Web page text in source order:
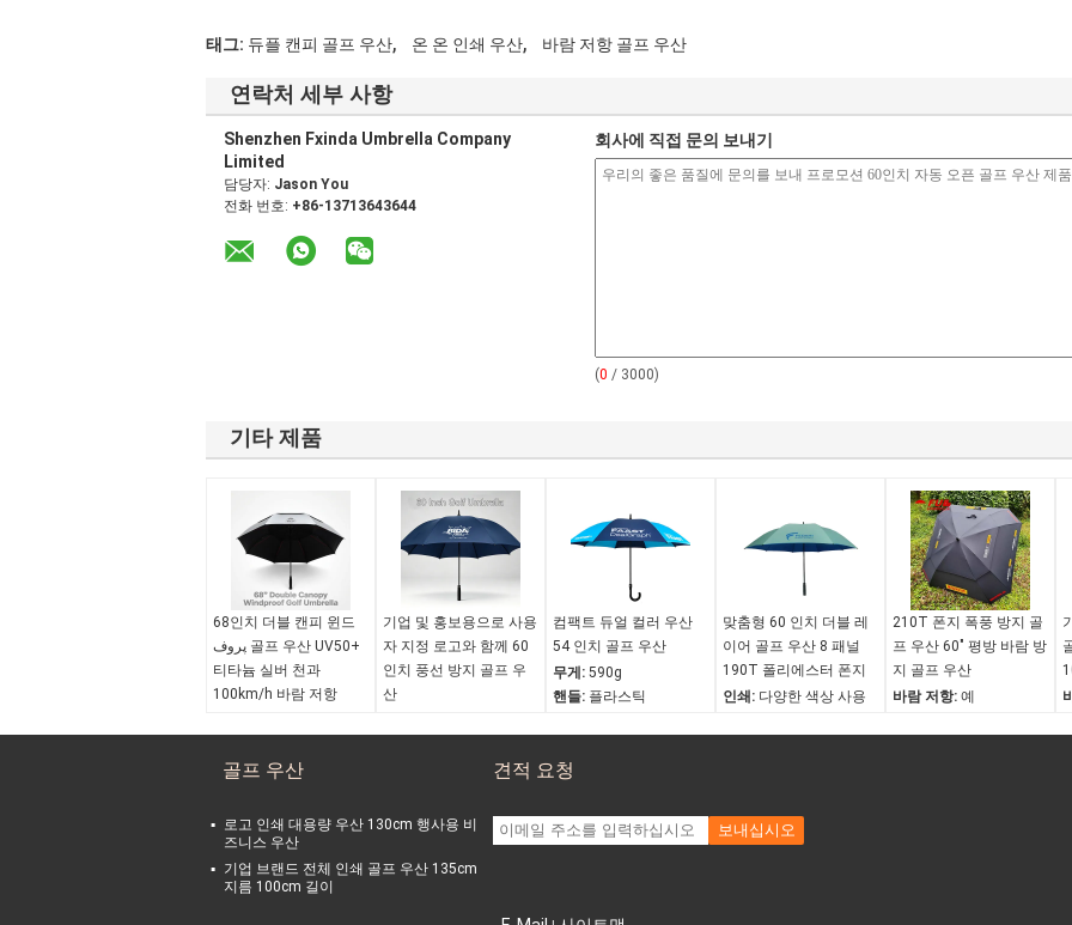
태그: 듀플 캔피 골프 우산, 온 온 인쇄 우산, 바람 저항 골프 우산
연락처 세부 사항
Shenzhen Fxinda Umbrella Company
Limited
담당자: Jason You
전화 번호: +86-13713643644
회사에 직접 문의 보내기
(0 / 3000)
기타 제품
68인치 더블 캔피 윈드
پروف 골프 우산 UV50+
티타늄 실버 천과
100km/h 바람 저항
풍을 견뎌냅니다.
자외선 차단:UV50+
색상 옵션:다양한 색상
사용 가능
기업 및 홍보용으로 사용
자 지정 로고와 함께 60
인치 풍선 방지 골프 우
산
60 인치
레드, 그린 등 다양한 색
컴팩트 듀얼 컬러 우산
54 인치 골프 우산
무게: 590g
핸들: 플라스틱
바람 저항:
맞춤형 60 인치 더블 레
이어 골프 우산 8 패널
190T 폴리에스터 폰지
인쇄: 다양한 색상 사용
유형:골프 디자인
210T 폰지 폭풍 방지 골
프 우산 60" 평방 바람 방
지 골프 우산
바람 저항: 예
골프 우산
로고 인쇄 대용량 우산 130cm 행사용 비
즈니스 우산
기업 브랜드 전체 인쇄 골프 우산 135cm
지름 100cm 길이
견적 요청
보내십시오